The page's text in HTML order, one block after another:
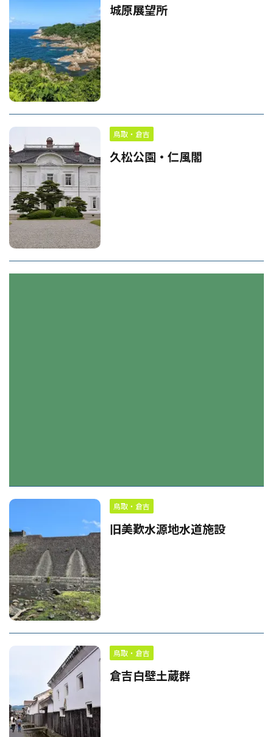
城原展望所
鳥取・倉吉
久松公園・仁風閣
鳥取・倉吉
旧美歎水源地水道施設
鳥取・倉吉
倉吉白壁土蔵群